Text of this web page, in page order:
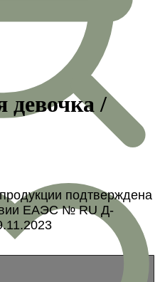
девочка /
подтверждена
ЕАЭС № RU Д-